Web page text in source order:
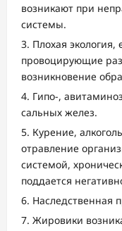
возникают при
системы.
Плохая
провоцирующие
возникновение
Гипо-,
сальных желез.
Курение,
отравление
системой,
поддается
Наследственная
Жировики